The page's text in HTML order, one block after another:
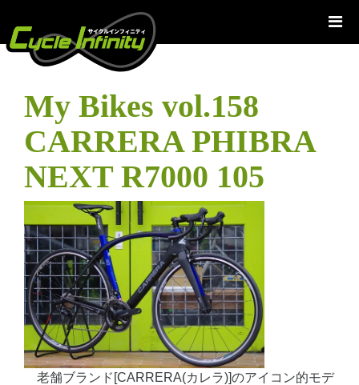
テ
My Bikes vol.158
CARRERA PHIBRA
NEXT R7000 105
老舗ブランド[CARRERA(カレラ)]のアイコン的モデ